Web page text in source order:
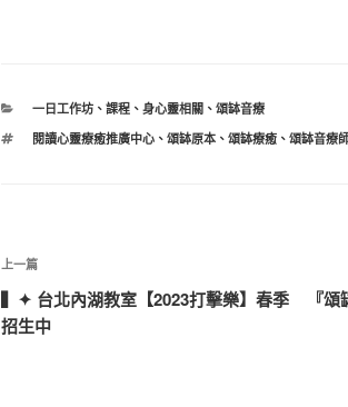
分
一日工作坊、 課程、 身心靈相關 、 頌缽音療
標
閱讀心靈療癒推廣中心、 頌缽原本、 頌缽療癒、 頌缽音療
文
章
導
上
一
篇
上一篇
▍✦ 台北內湖教室【2023打擊樂】春季
招生中
『